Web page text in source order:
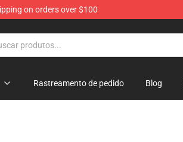
on orders over $100
Rastreamento de pedido Blog